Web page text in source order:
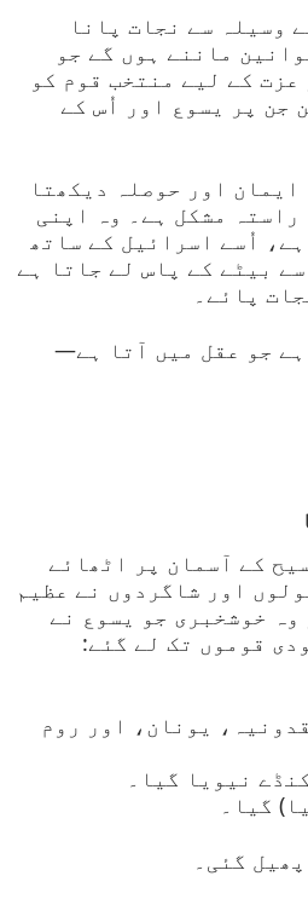
وسیلہ سے نجات پانا
ماننے ہوں گے جو
عزت کے لیے منتخب قوم کو
جن پر یسوع اور اُس کے
اور حوصلہ دیکھتا
راستہ مشکل ہے۔ وہ اپنی
اُسے اسرائیل کے ساتھ
بیٹے کے پاس لے جاتا ہے
پائے۔
جو عقل میں آتا ہے—
کے آسمان پر اٹھائے
اور شاگردوں نے عظیم
وہ خوشخبری جو یسوع نے
قوموں تک لے گئے:
یونان، اور روم
نیویا گیا۔
گیا۔
گئی۔